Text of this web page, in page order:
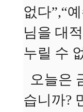
없다”,“
님을 대
누릴 수
오늘은
습니까?